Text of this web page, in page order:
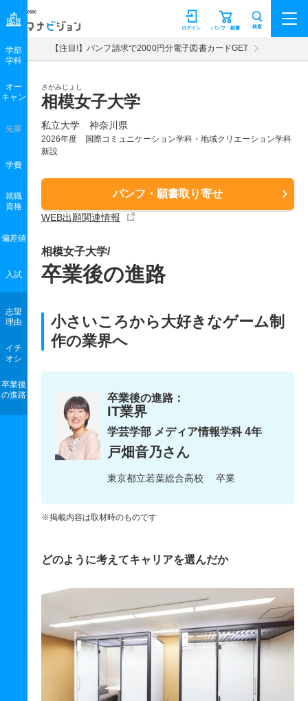
マナビジョン パンフ・願書
ログイン 検索
【注目!】パンフ請求で2000円分電子図書カードGET
さがみじょし
相模女子大学
私立大学 神奈川県
2026年度 国際コミュニケーション学科・地域クリエーション学科
新設
パンフ・願書取り寄せ
WEB出願関連情報
学部
学科
オー
キャン
先輩
学費
就職
資格
偏差値
入試
志望
理由
イチ
オシ
卒業後
の進路
相模女子大学/
卒業後の進路
小さいころから大好きなゲーム制
作の業界へ
卒業後の進路：
IT業界
学芸学部 メディア情報学科 4年
戸畑音乃さん
東京都立若葉総合高校 卒業
※掲載内容は取材時のものです
どのように考えてキャリアを選んだか